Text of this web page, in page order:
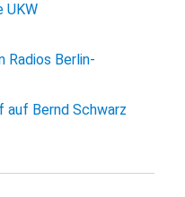
UKW
Radios Berlin-
auf Bernd Schwarz